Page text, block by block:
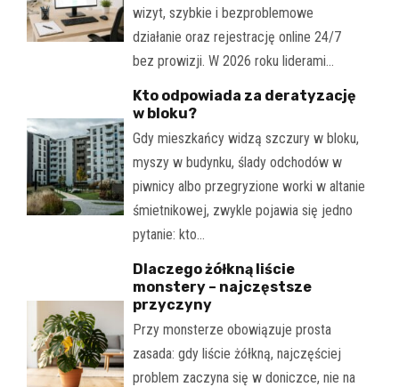
wizyt, szybkie i bezproblemowe
działanie oraz rejestrację online 24/7
bez prowizji. W 2026 roku liderami…
Kto odpowiada za deratyzację
w bloku?
Gdy mieszkańcy widzą szczury w bloku,
myszy w budynku, ślady odchodów w
piwnicy albo przegryzione worki w altanie
śmietnikowej, zwykle pojawia się jedno
pytanie: kto…
Dlaczego żółkną liście
monstery – najczęstsze
przyczyny
Przy monsterze obowiązuje prosta
zasada: gdy liście żółkną, najczęściej
problem zaczyna się w doniczce, nie na